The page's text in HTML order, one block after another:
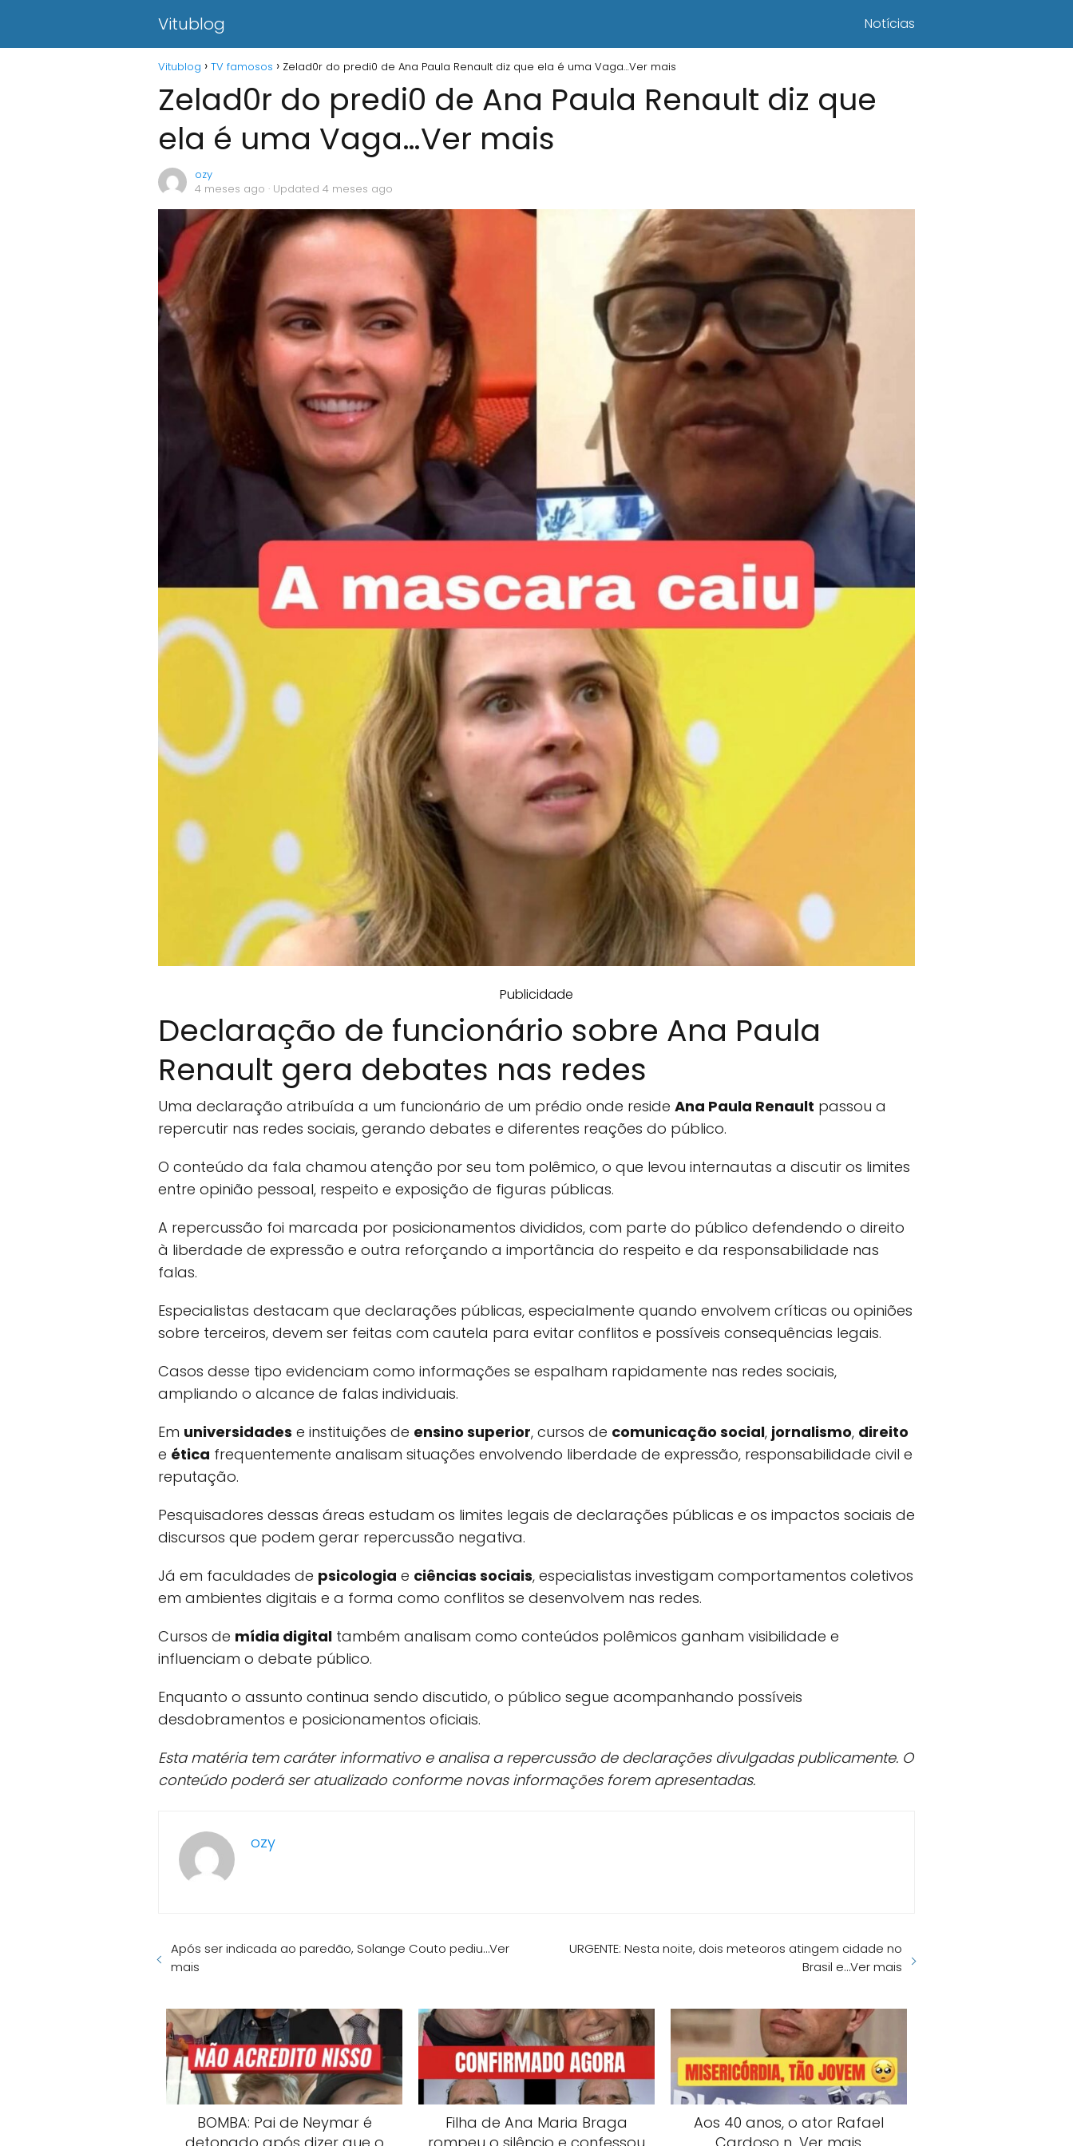
Vitublog Notícias
Vitublog TV famosos Zelad0r do predi0 de Ana Paula Renault diz que ela é uma Vaga…Ver mais
Zelad0r do predi0 de Ana Paula Renault diz que
ela é uma Vaga…Ver mais
ozy
4 meses ago · Updated 4 meses ago
Publicidade
Declaração de funcionário sobre Ana Paula
Renault gera debates nas redes
Uma declaração atribuída a um funcionário de um prédio onde reside Ana Paula Renault passou a
repercutir nas redes sociais, gerando debates e diferentes reações do público.
O conteúdo da fala chamou atenção por seu tom polêmico, o que levou internautas a discutir os limites
entre opinião pessoal, respeito e exposição de figuras públicas.
A repercussão foi marcada por posicionamentos divididos, com parte do público defendendo o direito
à liberdade de expressão e outra reforçando a importância do respeito e da responsabilidade nas
falas.
Especialistas destacam que declarações públicas, especialmente quando envolvem críticas ou opiniões
sobre terceiros, devem ser feitas com cautela para evitar conflitos e possíveis consequências legais.
Casos desse tipo evidenciam como informações se espalham rapidamente nas redes sociais,
ampliando o alcance de falas individuais.
Em universidades e instituições de ensino superior, cursos de comunicação social, jornalismo, direito
e ética frequentemente analisam situações envolvendo liberdade de expressão, responsabilidade civil e
reputação.
Pesquisadores dessas áreas estudam os limites legais de declarações públicas e os impactos sociais de
discursos que podem gerar repercussão negativa.
Já em faculdades de psicologia e ciências sociais, especialistas investigam comportamentos coletivos
em ambientes digitais e a forma como conflitos se desenvolvem nas redes.
Cursos de mídia digital também analisam como conteúdos polêmicos ganham visibilidade e
influenciam o debate público.
Enquanto o assunto continua sendo discutido, o público segue acompanhando possíveis
desdobramentos e posicionamentos oficiais.
Esta matéria tem caráter informativo e analisa a repercussão de declarações divulgadas publicamente. O
conteúdo poderá ser atualizado conforme novas informações forem apresentadas.
ozy
Após ser indicada ao paredão, Solange Couto pediu…Ver
mais
URGENTE: Nesta noite, dois meteoros atingem cidade no
Brasil e…Ver mais
BOMBA: Pai de Neymar é
Filha de Ana Maria Braga
Aos 40 anos, o ator Rafael